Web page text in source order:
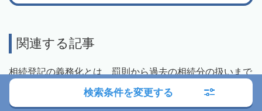
関連する記事
相続登記の義務化とは 罰則から過去の相続分の扱いまで
検索条件を変更する